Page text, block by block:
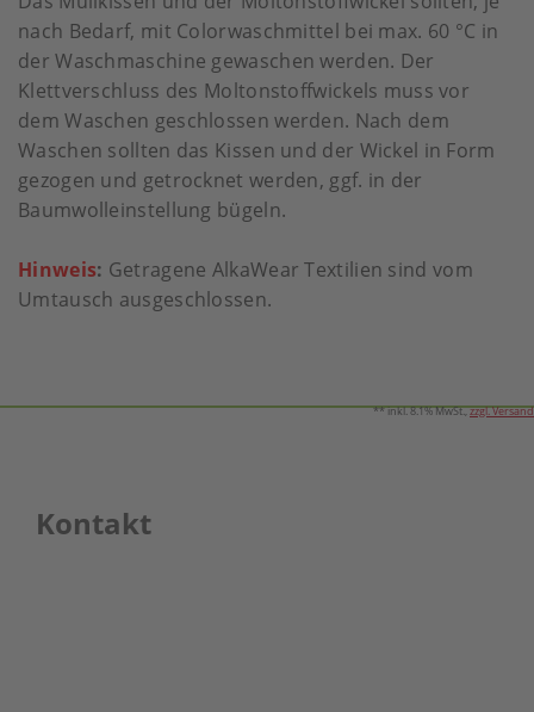
nach Bedarf, mit Colorwaschmittel bei max. 60 °C in
der Waschmaschine gewaschen werden. Der
Klettverschluss des Moltonstoffwickels muss vor
dem Waschen geschlossen werden. Nach dem
Waschen sollten das Kissen und der Wickel in Form
gezogen und getrocknet werden, ggf. in der
Baumwolleinstellung bügeln.
Hinweis: Getragene AlkaWear Textilien sind vom
Umtausch ausgeschlossen.
** inkl. 8.1% MwSt.,zzgl. Versand
Kontakt